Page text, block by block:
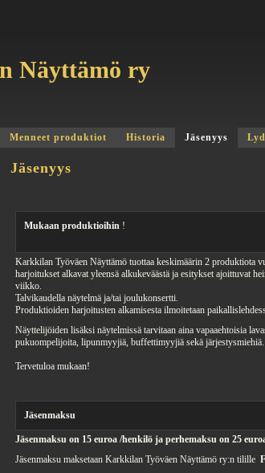
Näyttämö ry
Menneet produktiot Historia Jäsenyys
Jäsenyys
Mukaan produktioihin !
Karkkilan Työväen Näyttämö tuottaa keskimäärin 2 produktiota
harjoitukset alkavat yleensä alkukeväästä ja esitykset ajoittuvat
viikko.
Talvikaudella näytelmä ja/tai joulukonsertti.
Produktioiden harjoitusten alkamisesta ilmoitetaan
Näyttelijöiden lisäksi näytelmissä tarvitaan aina vapaaehtoisia
pukuompelijoita, lipunmyyjiä, buffettimyyjiä sekä järjestysmiehiä.
Tervetuloa mukaan!
Jäsenmaksu
Jäsenmaksu on 15 euroa /henkilö ja perhemaksu on 25
Jäsenmaksu maksetaan Karkkilan Työväen Näyttämö ry:n tilille